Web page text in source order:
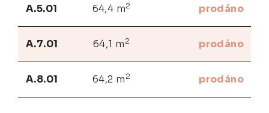
A.5.01 64,4 m2 prodáno
A.7.01 64,1 m 2 prodáno
A.8.01 64,2 m 2 prodáno